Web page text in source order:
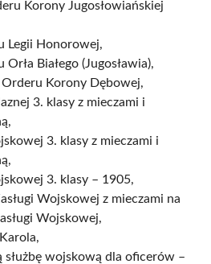
Korony Jugosłowiańskiej
Legii Honorowej,
Białego (Jugosławia),
Korony Dębowej,
3. klasy z mieczami i
3. klasy z mieczami i
3. klasy – 1905,
Wojskowej z mieczami na
Wojskowej,
służbę wojskową dla oficerów –